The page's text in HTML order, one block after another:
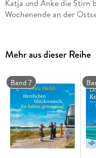
Katja und Anke die Stirn
Wochenende an der
Freundinnen in den
gemeinsam das
ganz neue Perspektiven
Mehr aus dieser Reihe
Band 7